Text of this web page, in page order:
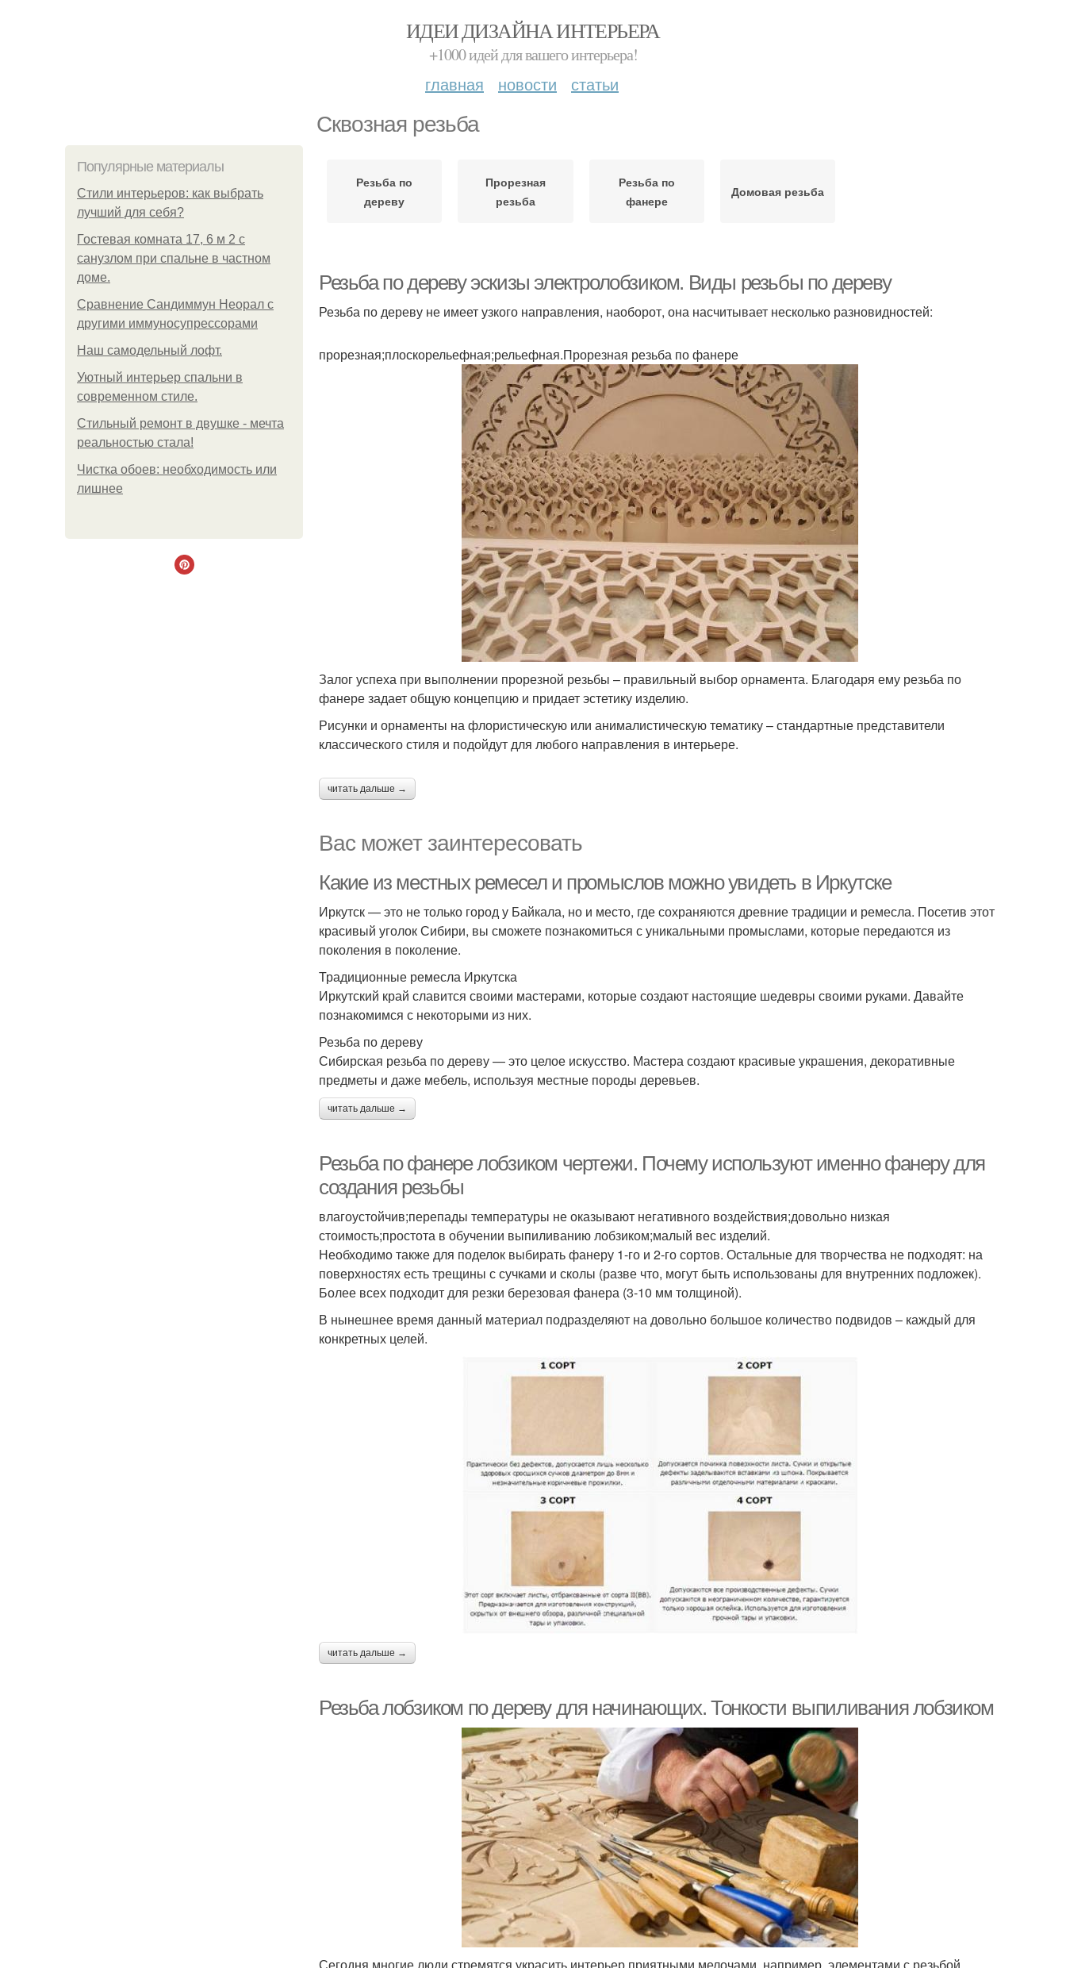
ИДЕИ ДИЗАЙНА ИНТЕРЬЕРА
+1000 идей для вашего интерьера!
главная новости статьи
Сквозная резьба
Популярные материалы
Стили интерьеров: как выбрать
лучший для себя?
Гостевая комната 17, 6 м 2 с
санузлом при спальне в частном
доме.
Сравнение Сандиммун Неорал с
другими иммуносупрессорами
Наш самодельный лофт.
Уютный интерьер спальни в
современном стиле.
Стильный ремонт в двушке - мечта
реальностью стала!
Чистка обоев: необходимость или
лишнее
Резьба по
дереву
Прорезная
резьба
Резьба по
фанере
Домовая резьба
Резьба по дереву эскизы электролобзиком. Виды резьбы по дереву
Резьба по дереву не имеет узкого направления, наоборот, она насчитывает несколько разновидностей:
прорезная;плоскорельефная;рельефная.Прорезная резьба по фанере
Залог успеха при выполнении прорезной резьбы – правильный выбор орнамента. Благодаря ему резьба по
фанере задает общую концепцию и придает эстетику изделию.
Рисунки и орнаменты на флористическую или анималистическую тематику – стандартные представители
классического стиля и подойдут для любого направления в интерьере.
читать дальше →
Вас может заинтересовать
Какие из местных ремесел и промыслов можно увидеть в Иркутске
Иркутск — это не только город у Байкала, но и место, где сохраняются древние традиции и ремесла. Посетив этот
красивый уголок Сибири, вы сможете познакомиться с уникальными промыслами, которые передаются из
поколения в поколение.
Традиционные ремесла Иркутска
Иркутский край славится своими мастерами, которые создают настоящие шедевры своими руками. Давайте
познакомимся с некоторыми из них.
Резьба по дереву
Сибирская резьба по дереву — это целое искусство. Мастера создают красивые украшения, декоративные
предметы и даже мебель, используя местные породы деревьев.
читать дальше →
Резьба по фанере лобзиком чертежи. Почему используют именно фанеру для
создания резьбы
влагоустойчив;перепады температуры не оказывают негативного воздействия;довольно низкая
стоимость;простота в обучении выпиливанию лобзиком;малый вес изделий.
Необходимо также для поделок выбирать фанеру 1-го и 2-го сортов. Остальные для творчества не подходят: на
поверхностях есть трещины с сучками и сколы (разве что, могут быть использованы для внутренних подложек).
Более всех подходит для резки березовая фанера (3-10 мм толщиной).
В нынешнее время данный материал подразделяют на довольно большое количество подвидов – каждый для
конкретных целей.
читать дальше →
Резьба лобзиком по дереву для начинающих. Тонкости выпиливания лобзиком